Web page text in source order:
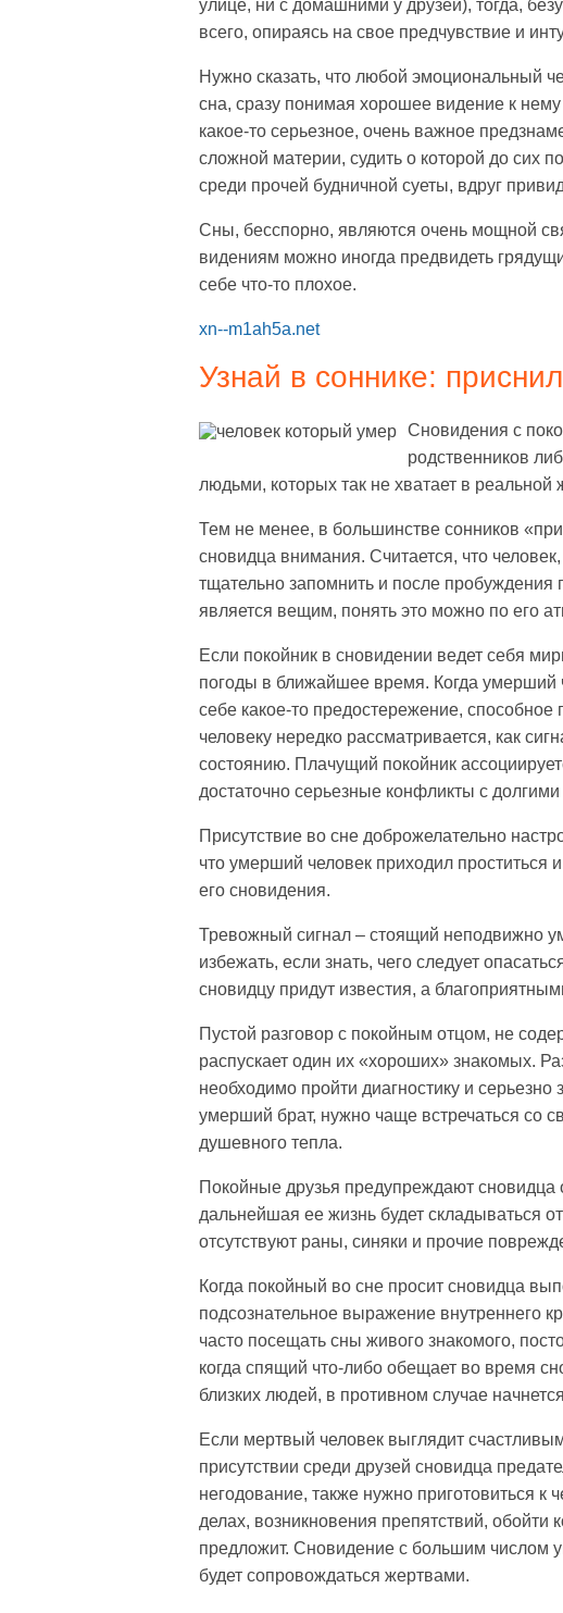
улице, ни с домашними у друзей), тогда,
всего, опираясь на свое предчувствие и
Нужно сказать, что любой эмоциональный
сна, сразу понимая хорошее видение к
какое-то серьезное, очень важное
сложной материи, судить о которой до сих
среди прочей будничной суеты, вдруг
Сны, бесспорно, являются очень мощной
видениям можно иногда предвидеть
себе что-то плохое.
xn--m1ah5a.net
Узнай в соннике:
Сновидения с
родственников
людьми, которых так не хватает в реальной
Тем не менее, в большинстве сонников
сновидца внимания. Считается, что
тщательно запомнить и после
является вещим, понять это можно по его
Если покойник в сновидении ведет себя
погоды в ближайшее время. Когда умерший
себе какое-то предостережение,
человеку нередко рассматривается, как
состоянию. Плачущий покойник
достаточно серьезные конфликты с
Присутствие во сне доброжелательно
что умерший человек приходил проститься
его сновидения.
Тревожный сигнал – стоящий неподвижно
избежать, если знать, чего следует
сновидцу придут известия, а
Пустой разговор с покойным отцом, не
распускает один их «хороших» знакомых.
необходимо пройти диагностику и
умерший брат, нужно чаще встречаться со
душевного тепла.
Покойные друзья предупреждают сновидца
дальнейшая ее жизнь будет складываться
отсутствуют раны, синяки и прочие
Когда покойный во сне просит сновидца
подсознательное выражение внутреннего
часто посещать сны живого знакомого,
когда спящий что-либо обещает во время
близких людей, в противном случае
Если мертвый человек выглядит
присутствии среди друзей сновидца
негодование, также нужно приготовиться
делах, возникновения препятствий,
предложит. Сновидение с большим числом
будет сопровождаться жертвами.